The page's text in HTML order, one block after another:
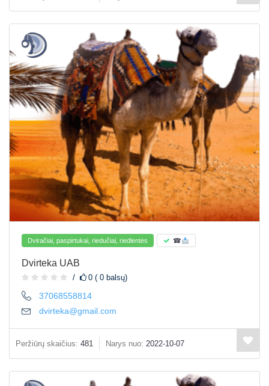
Dviračiai, paspirtukai, riedučiai, riedlentės ☎
Dvirteka UAB
0 ( 0 balsų)
37068558814
dvirteka@gmail.com
Peržiūrų skaičius: 481 Narys nuo: 2022-10-07